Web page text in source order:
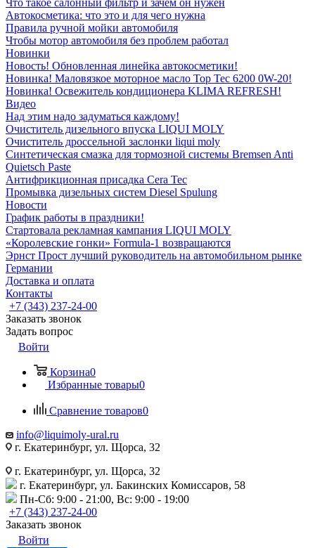
Что такое салонный фильтр и зачем он нужен
Автокосметика: что это и для чего нужна
Правила ручной мойки автомобиля
Чтобы мотор автомобиля без проблем работал
Новинки
Новость! Обновленная линейка автокосметики!
Новинка! Маловязкое моторное масло Top Tec 6200 0W-20!
Новинка! Освежитель кондиционера KLIMA REFRESH!
Видео
Над этим надо задуматься каждому!
Очиститель дизельного впуска LIQUI MOLY
Очиститель дроссельной заслонки liqui moly
Синтетическая смазка для тормозной системы Bremsen Anti
Quietsch Paste
Антифрикционная присадка Cera Tec
Промывка дизельных систем Diesel Spulung
Новости
График работы в праздники!
Стартовала рекламная кампания LIQUI MOLY
«Королевские гонки» Formula-1 возвращаются
Эрнст Прост лучший руководитель на автомобильном рынке
Германии
Доставка и оплата
Контакты
+7 (343) 237-24-00
Заказать звонок
Задать вопрос
Войти
Корзина0
Избранные товары0
Сравнение товаров0
info@liquimoly-ural.ru
г. Екатеринбург, ул. Щорса, 32
г. Екатеринбург, ул. Щорса, 32
г. Екатеринбург, ул. Бакинских Комиссаров, 58
Пн-Сб: 9:00 - 21:00, Вс: 9:00 - 19:00
+7 (343) 237-24-00
Заказать звонок
Войти